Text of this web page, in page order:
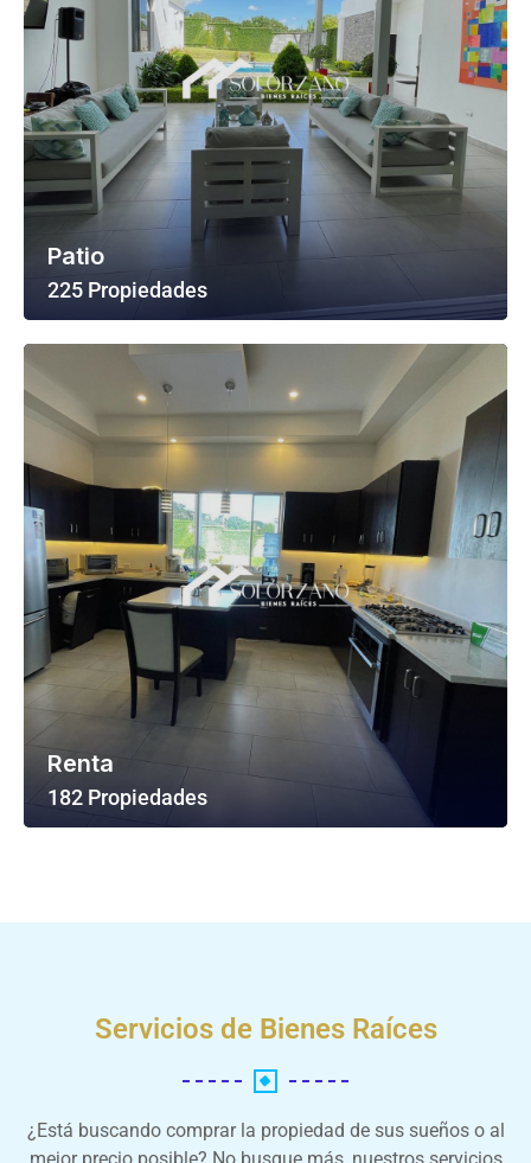
Patio
225 Propiedades
Ver Todas Las Propiedades
Renta
182 Propiedades
Servicios de Bienes Raíces
¿Está buscando comprar la propiedad de sus sueños o al